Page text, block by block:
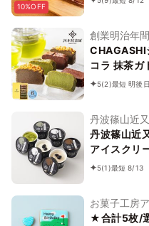
10%OFF
創業明治年
CHAGASHI
コラ 抹茶ガ
ーショコラ
5(2)最短 明後日
丹波篠山近又
丹波篠山近
アイスクリ
5(1)最短 8/13
お菓子工房
★合計5枚/